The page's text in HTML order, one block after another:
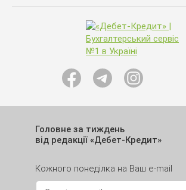
Головне за тиждень
від редакції «Дебет-Кредит»
Кожного понеділка на Ваш e-mail